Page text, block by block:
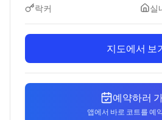
락커
실
지도에서 보
예약하러
앱에서 바로 코트를 예